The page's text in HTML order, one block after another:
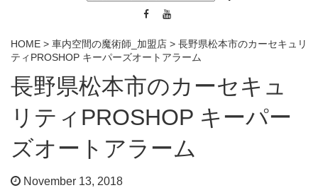
HOME > 車内空間の魔術師_加盟店 > 長野県松本市のカーセキュリ
ティPROSHOP キーパーズオートアラーム
長野県松本市のカーセキュ
リティPROSHOP キーパー
ズオートアラーム
November 13, 2018